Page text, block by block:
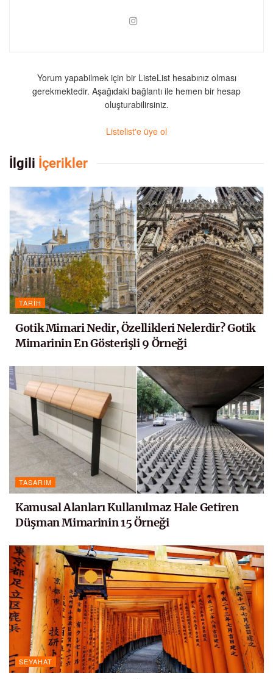
Yorum yapabilmek için bir ListeList hesabınız olması
gerekmektedir. Aşağıdaki bağlantı ile hemen bir hesap
oluşturabilirsiniz.
Listelist'e üye ol
İlgili İçerikler
TARIH
Gotik Mimari Nedir, Özellikleri Nelerdir? Gotik
Mimarinin En Gösterişli 9 Örneği
TASARIM
Kamusal Alanları Kullanılmaz Hale Getiren
Düşman Mimarinin 15 Örneği
SEYAHAT